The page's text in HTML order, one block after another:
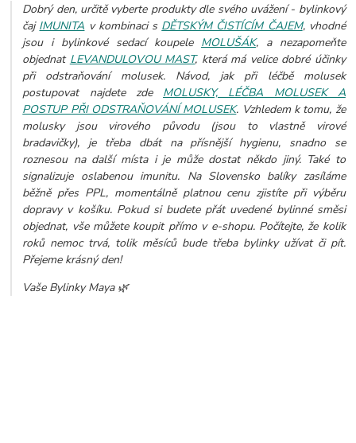
Dobrý den, určitě vyberte produkty dle svého uvážení - bylinkový
čaj IMUNITA v kombinaci s DĚTSKÝM ČISTÍCÍM ČAJEM, vhodné
jsou i bylinkové sedací koupele MOLUŠÁK, a nezapomeňte
objednat LEVANDULOVOU MAST, která má velice dobré účinky
při odstraňování molusek. Návod, jak při léčbě molusek
postupovat najdete zde MOLUSKY, LÉČBA MOLUSEK A
POSTUP PŘI ODSTRAŇOVÁNÍ MOLUSEK. Vzhledem k tomu, že
molusky jsou virového původu (jsou to vlastně virové
bradavičky), je třeba dbát na přísnější hygienu, snadno se
roznesou na další místa i je může dostat někdo jiný. Také to
signalizuje oslabenou imunitu. Na Slovensko balíky zasíláme
běžně přes PPL, momentálně platnou cenu zjistíte při výběru
dopravy v košíku. Pokud si budete přát uvedené bylinné směsi
objednat, vše můžete koupit přímo v e-shopu. Počítejte, že kolik
roků nemoc trvá, tolik měsíců bude třeba bylinky užívat či pít.
Přejeme krásný den!
Vaše Bylinky Maya 🌿